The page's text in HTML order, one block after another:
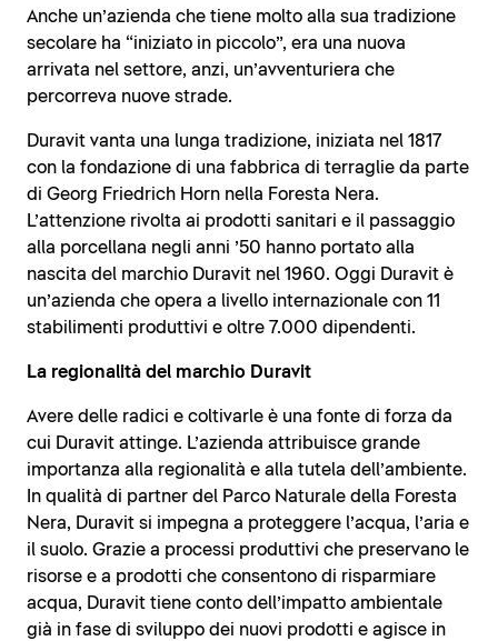
Anche un’azienda che tiene molto alla sua tradizione
secolare ha “iniziato in piccolo”, era una nuova
arrivata nel settore, anzi, un’avventuriera che
percorreva nuove strade.
Duravit vanta una lunga tradizione, iniziata nel 1817
con la fondazione di una fabbrica di terraglie da parte
di Georg Friedrich Horn nella Foresta Nera.
L’attenzione rivolta ai prodotti sanitari e il passaggio
alla porcellana negli anni ’50 hanno portato alla
nascita del marchio Duravit nel 1960. Oggi Duravit è
un’azienda che opera a livello internazionale con 11
stabilimenti produttivi e oltre 7.000 dipendenti.
La regionalità del marchio Duravit
Avere delle radici e coltivarle è una fonte di forza da
cui Duravit attinge. L’azienda attribuisce grande
importanza alla regionalità e alla tutela dell’ambiente.
In qualità di partner del Parco Naturale della Foresta
Nera, Duravit si impegna a proteggere l’acqua, l’aria e
il suolo. Grazie a processi produttivi che preservano le
risorse e a prodotti che consentono di risparmiare
acqua, Duravit tiene conto dell’impatto ambientale
già in fase di sviluppo dei nuovi prodotti e agisce in